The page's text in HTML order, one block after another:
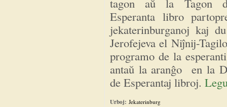
Esperanta libro
jekaterinburganoj kaj
Jerofejeva el Niĵnij-
programo de la
antaŭ la aranĝo en la
de Esperantaj libroj.
Urboj: Jekaterinburg